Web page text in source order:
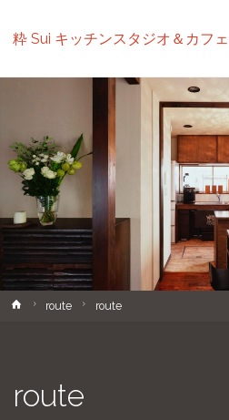
粋 Sui キッチンスタジオ＆カフェ
ホ
route route
route